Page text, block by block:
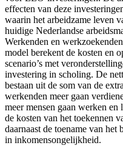
effecten van deze
waarin het arbeidzame leven
huidige Nederlandse
Werkenden en
model berekent de kosten en
scenario’s met
investering in scholing. De
bestaan uit de som van de
werkenden meer gaan
meer mensen gaan werken
de kosten van het toekennen
daarnaast de toename van
in inkomensongelijkheid.